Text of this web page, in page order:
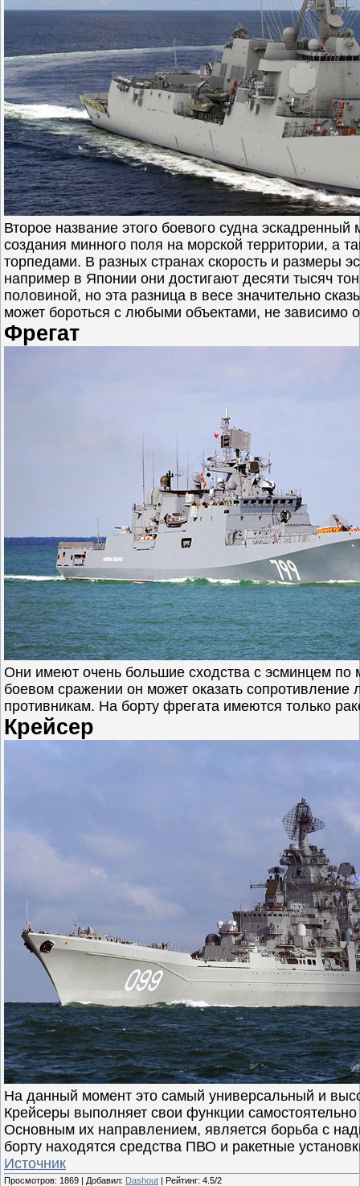
Второе название этого боевого судна
создания минного поля на морской территории, а
торпедами. В разных странах скорость и размеры
например в Японии они достигают десяти тысяч
половиной, но эта разница в весе значительно
может бороться с любыми объектами, не зависимо
Фрегат
Они имеют очень большие сходства с эсминцем по
боевом сражении он может оказать
противникам. На борту фрегата имеются только
Крейсер
На данный момент это самый универсальный и
Крейсеры выполняет свои функции
Основным их направлением, является борьба с
борту находятся средства ПВО и ракетные
Источник
Просмотров: 1869 | Добавил: Dashout | Рейтинг: 4.5/2